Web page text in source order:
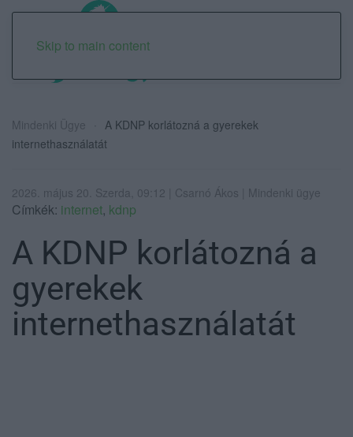
Skip to main content
Mindenki Ügye
A KDNP korlátozná a gyerekek
internethasználatát
2026. május 20. Szerda, 09:12 | Csarnó Ákos | Mindenki ügye
Címkék: internet, kdnp
A KDNP korlátozná a
gyerekek
internethasználatát